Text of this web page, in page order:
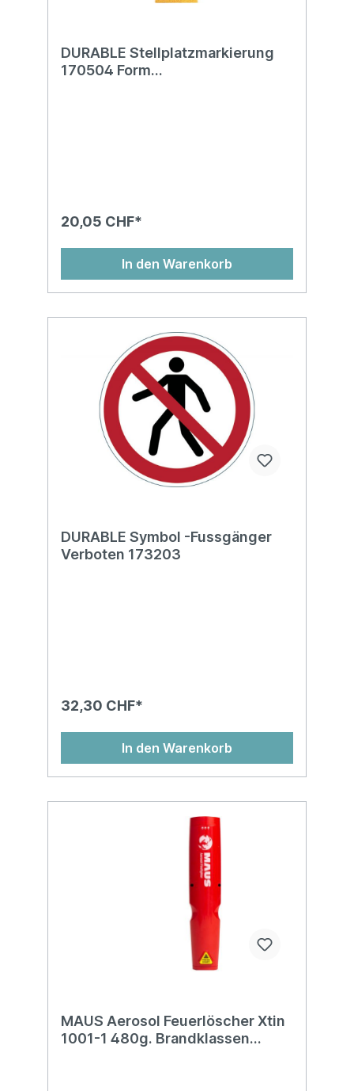
DURABLE Stellplatzmarkierung
170504 Form
20,05 CHF*
In den Warenkorb
DURABLE Symbol -Fussgänger
Verboten 173203
32,30 CHF*
In den Warenkorb
MAUS Aerosol Feuerlöscher Xtin
1001-1 480g. Brandklassen